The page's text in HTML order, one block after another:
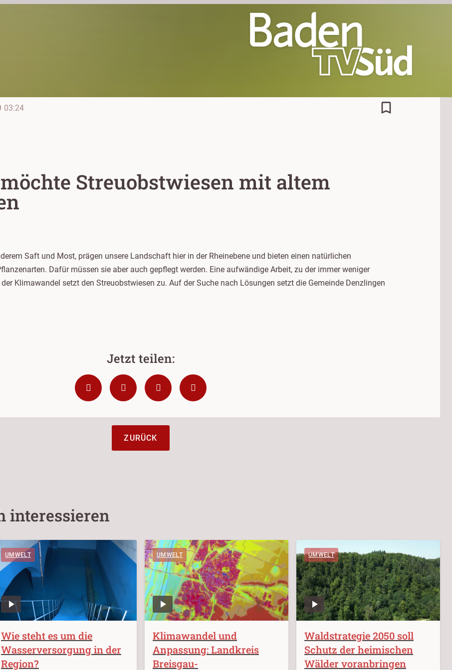
03:24 bookmark_border
Streuobstwiesen mit altem
Saft und Most, prägen unsere Landschaft hier in der Rheinebene und bieten einen natürlichen
Dafür müssen sie aber auch gepflegt werden. Eine aufwändige Arbeit, zu der immer weniger
Klimawandel setzt den Streuobstwiesen zu. Auf der Suche nach Lösungen setzt die Gemeinde Denzlingen
ZURÜCK
interessieren
UMWELT
Wie steht es um die
Wasserversorgung in der
Region?
UMWELT
Klimawandel und
Anpassung: Landkreis
Breisgau-
UMWELT
Waldstrategie 2050 soll
Schutz der heimischen
Wälder voranbringen